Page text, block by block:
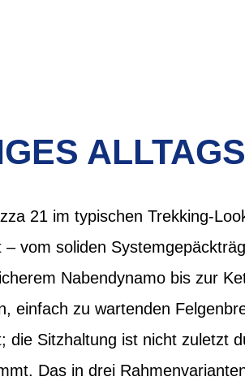
21 im typischen Trekking-
– vom soliden
Nabendynamo bis zur
einfach zu wartenden
die Sitzhaltung ist nicht zuletzt
Das in drei